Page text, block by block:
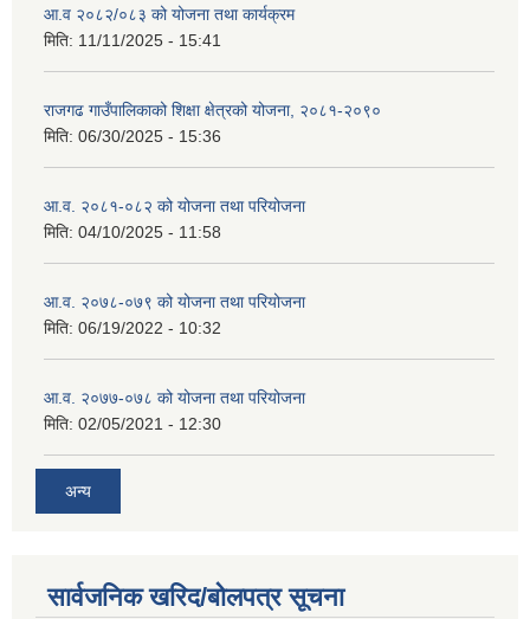
आ.व २०८२/०८३ को योजना तथा कार्यक्रम
मिति: 11/11/2025 - 15:41
राजगढ गाउँपालिकाको शिक्षा क्षेत्रको योजना, २०८१-२०९०
मिति: 06/30/2025 - 15:36
आ.व. २०८१-०८२ को योजना तथा परियोजना
मिति: 04/10/2025 - 11:58
आ.व. २०७८-०७९ को योजना तथा परियोजना
मिति: 06/19/2022 - 10:32
आ.व. २०७७-०७८ को योजना तथा परियोजना
मिति: 02/05/2021 - 12:30
अन्य
सार्वजनिक खरिद/बोलपत्र सूचना